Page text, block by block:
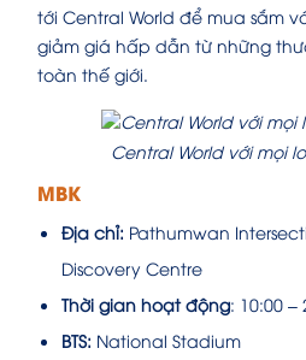
tới Central World để mua sắm
giảm giá hấp dẫn từ những
toàn thế giới.
Central World với mọi
MBK
Địa chỉ: Pathumwan
Discovery Centre
Thời gian hoạt động: 10:00 –
BTS: National Stadium